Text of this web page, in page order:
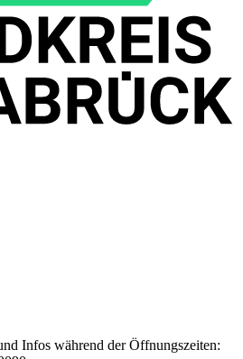
Infos während der Öffnungszeiten: